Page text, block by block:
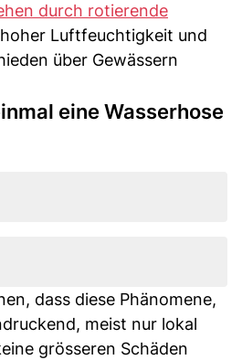
durch rotierende
Luftfeuchtigkeit und
über Gewässern
eine Wasserhose
dass diese Phänomene,
meist nur lokal
grösseren Schäden